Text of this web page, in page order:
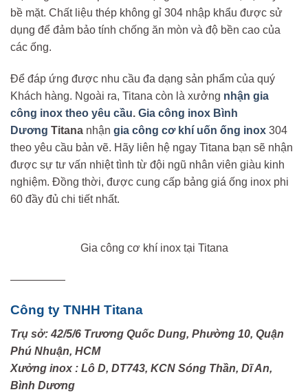
bề mặt. Chất liệu thép không gỉ 304 nhập khẩu được sử
dụng để đảm bảo tính chống ăn mòn và độ bền cao của
các ống.
Để đáp ứng được nhu cầu đa dạng sản phẩm của quý
Khách hàng. Ngoài ra, Titana còn là xưởng nhận gia
công inox theo yêu cầu. Gia công inox Bình
Dương Titana nhận gia công cơ khí uốn ống inox 304
theo yêu cầu bản vẽ. Hãy liên hệ ngay Titana bạn sẽ nhận
được sự tư vấn nhiệt tình từ đội ngũ nhân viên giàu kinh
nghiệm. Đồng thời, được cung cấp bảng giá ống inox phi
60 đầy đủ chi tiết nhất.
Gia công cơ khí inox tại Titana
—————
Công ty TNHH Titana
Trụ sở: 42/5/6 Trương Quốc Dung, Phường 10, Quận
Phú Nhuận, HCM
Xưởng inox : Lô D, DT743, KCN Sóng Thần, Dĩ An,
Bình Dương